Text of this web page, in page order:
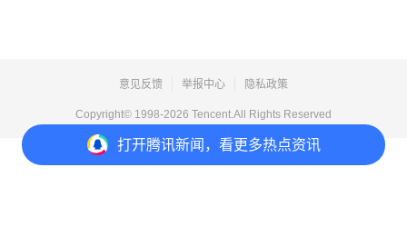
打开腾讯新闻，看更多热点资讯
意见反馈 举报中心 隐私政策
Copyright© 1998-2026 Tencent.All Rights Reserved